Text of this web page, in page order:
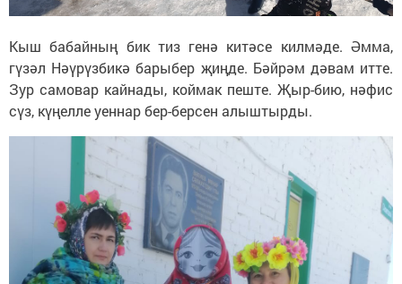
Кыш бабайның бик тиз генә китәсе килмәде. Әмма,
гүзәл Нәүрүзбикә барыбер җиңде. Бәйрәм дәвам итте.
Зур самовар кайнады, коймак пеште. Җыр-бию, нәфис
сүз, күңелле уеннар бер-берсен алыштырды.